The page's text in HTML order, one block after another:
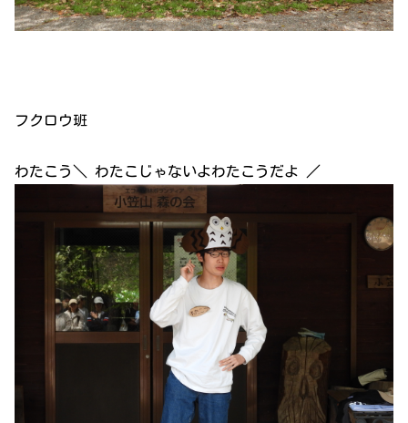
フクロウ班
わたこう＼ わたこじゃないよわたこうだよ ／